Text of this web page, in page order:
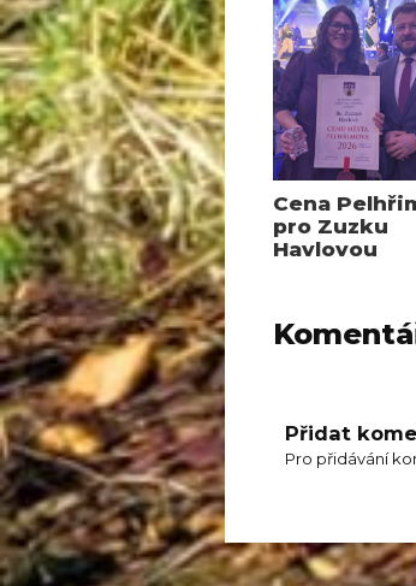
Cena
pro Zuzku
Havlovou
Přidat
Pro přidávání